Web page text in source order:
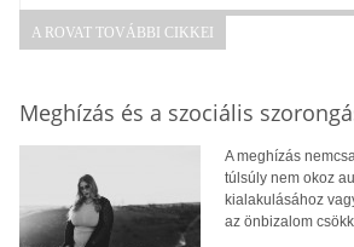
A ROVAT TOVÁBBI CIKKEI
Meghízás és a szociális
A meghízás
túlsúly nem okoz
kialakulásához
az önbizalom